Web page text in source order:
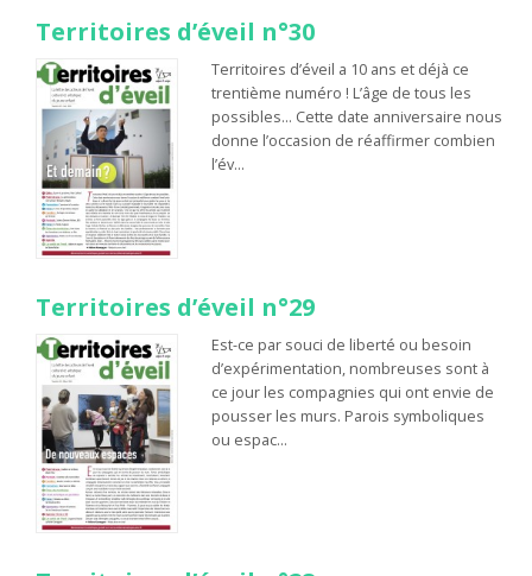
Territoires d’éveil n°30
Territoires d’éveil a 10 ans et déjà ce
trentième numéro ! L’âge de tous les
possibles… Cette date anniversaire nous
donne l’occasion de réaffirmer combien
l’év…
Territoires d’éveil n°29
Est-ce par souci de liberté ou besoin
d’expérimentation, nombreuses sont à
ce jour les compagnies qui ont envie de
pousser les murs. Parois symboliques
ou espac…